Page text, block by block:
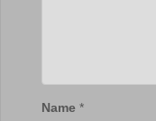
Name *